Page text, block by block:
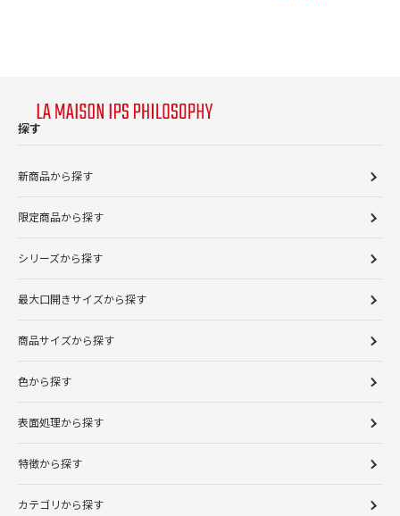
探す
新商品から探す
限定商品から探す
シリーズから探す
最大口開きサイズから探す
商品サイズから探す
色から探す
表面処理から探す
特徴から探す
カテゴリから探す